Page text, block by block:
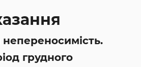
непереносимість.
грудного